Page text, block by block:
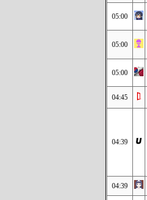
05:00
05:00
05:00
04:45
04:39
04:39